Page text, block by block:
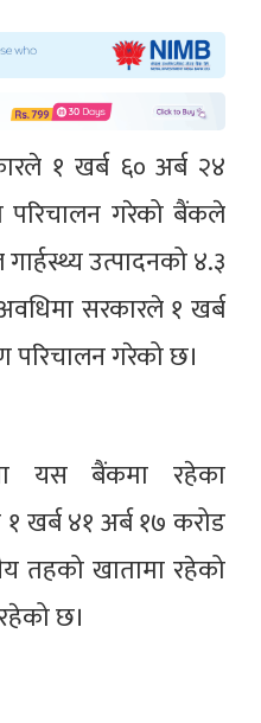
१ खर्ब ६० अर्ब २४
गरेको बैंकले
उत्पादनको ४.३
सरकारले १ खर्ब
परिचालन गरेको छ।
यस बैंकमा रहेका
१ खर्ब ४१ अर्ब १७ करोड
तहको खातामा रहेको
छ।